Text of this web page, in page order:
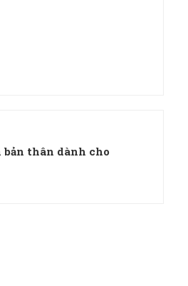
bản thân dành cho